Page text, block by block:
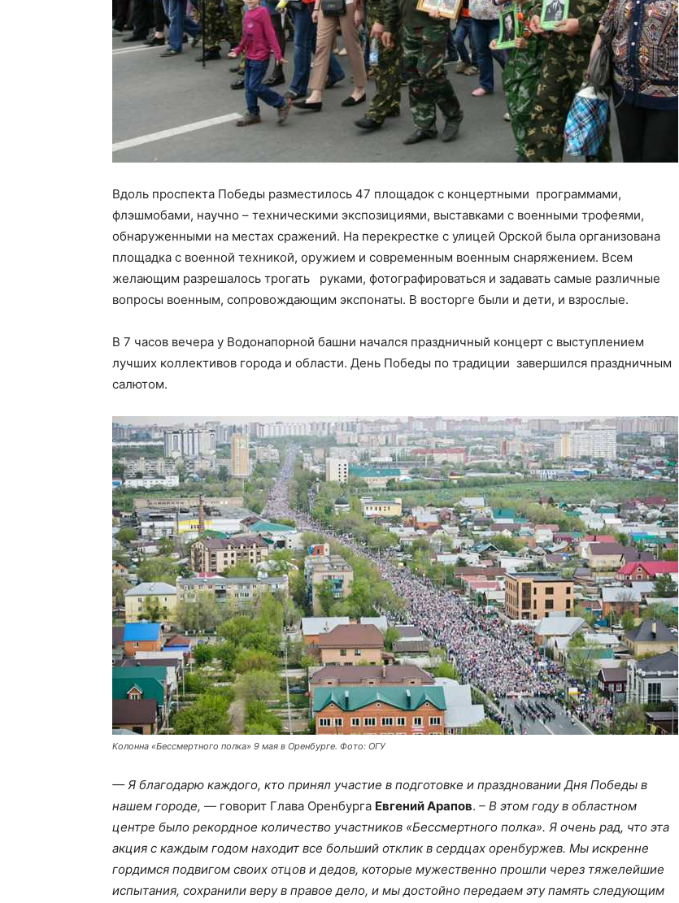
Вдоль проспекта Победы разместилось 47 площадок с концертными программами,
флэшмобами, научно – техническими экспозициями, выставками с военными трофеями,
обнаруженными на местах сражений. На перекрестке с улицей Орской была организована
площадка с военной техникой, оружием и современным военным снаряжением. Всем
желающим разрешалось трогать руками, фотографироваться и задавать самые различные
вопросы военным, сопровождающим экспонаты. В восторге были и дети, и взрослые.
В 7 часов вечера у Водонапорной башни начался праздничный концерт с выступлением
лучших коллективов города и области. День Победы по традиции завершился праздничным
салютом.
Колонна «Бессмертного полка» 9 мая в Оренбурге. Фото: ОГУ
— Я благодарю каждого, кто принял участие в подготовке и праздновании Дня Победы в
нашем городе, — говорит Глава Оренбурга Евгений Арапов. – В этом году в областном
центре было рекордное количество участников «Бессмертного полка». Я очень рад, что эта
акция с каждым годом находит все больший отклик в сердцах оренбуржев. Мы искренне
гордимся подвигом своих отцов и дедов, которые мужественно прошли через тяжелейшие
испытания, сохранили веру в правое дело, и мы достойно передаем эту память следующим